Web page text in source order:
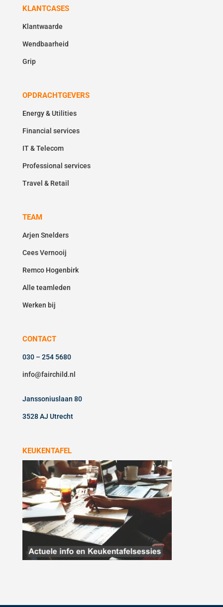
KLANTCASES
Klantwaarde
Wendbaarheid
Grip
OPDRACHTGEVERS
Energy & Utilities
Financial services
IT & Telecom
Professional services
Travel & Retail
TEAM
Arjen Snelders
Cees Vernooij
Remco Hogenbirk
Alle teamleden
Werken bij
CONTACT
030 – 254 5680
info@fairchild.nl
Janssoniuslaan 80
3528 AJ Utrecht
KEUKENTAFEL